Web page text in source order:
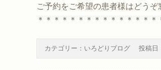
ご予約をご希望の患者様はどうぞ
＊＊＊＊＊＊＊＊＊＊＊＊＊＊
カテゴリー： いろどりブログ 投稿日